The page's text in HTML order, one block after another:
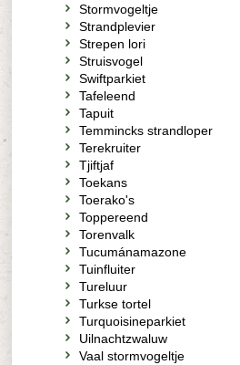
Stormvogeltje
Strandplevier
Strepen lori
Struisvogel
Swiftparkiet
Tafeleend
Tapuit
Temmincks strandloper
Terekruiter
Tjiftjaf
Toekans
Toerako's
Toppereend
Torenvalk
Tucumánamazone
Tuinfluiter
Tureluur
Turkse tortel
Turquoisineparkiet
Uilnachtzwaluw
Vaal stormvogeltje